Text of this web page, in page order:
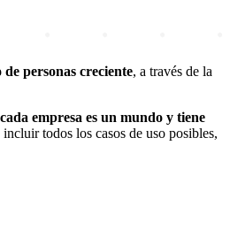
personas creciente, a través de la
cada empresa es un mundo y tiene
todos los casos de uso posibles,